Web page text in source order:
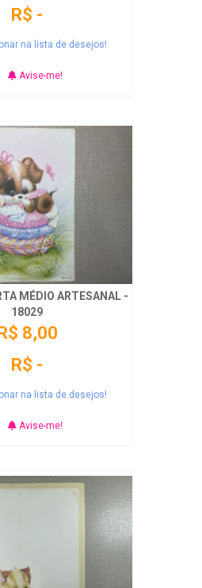
R$ -
na lista de desejos!
Avise-me!
MÉDIO ARTESANAL -
18029
8,00
R$ -
na lista de desejos!
Avise-me!